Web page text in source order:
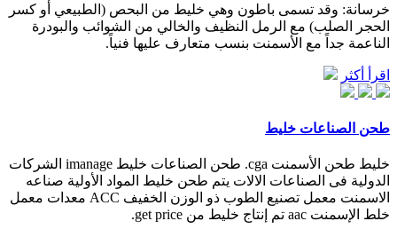
خرسانة: وقد تسمى باطون وهي خليط من البحص (الطبيعي أو كسر
الحجر الصلب) مع الرمل النظيف والخالي من الشوائب والبودرة
الناعمة جداً مع الأسمنت بنسب متعارف عليها فنياً.
اقرأ أكثر
طحن الصناعات خليط
خليط طحن الأسمنت cga. طحن الصناعات خليط imanage الشركات
الدولية فى الصناعات الالات يتم طحن خليط المواد الأولية صناعه
الاسمنت معمل تصنيع الطوب ذو الوزن الخفيف ACC معدات معمل
خلط الإسمنت aac تم إنتاج خليط من get price.